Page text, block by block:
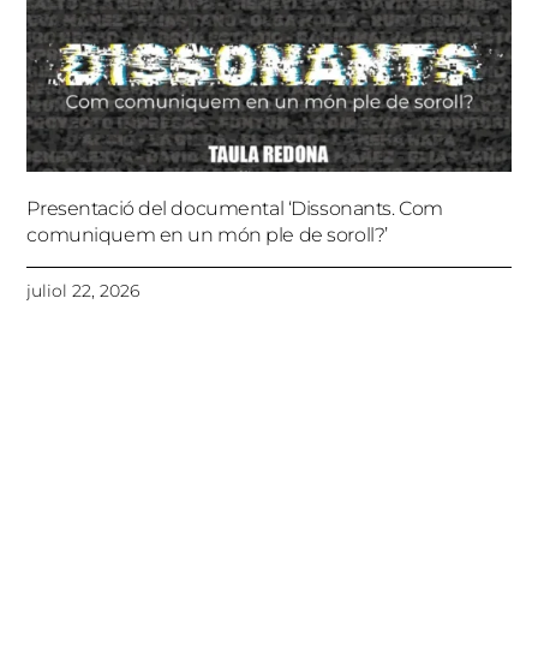
Presentació del documental ‘Dissonants. Com
comuniquem en un món ple de soroll?’
juliol 22, 2026